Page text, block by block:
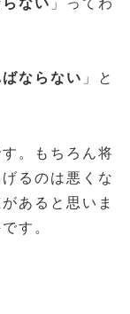
ならない 」と
。もちろん将
るのは悪くな
あると思いま
す。